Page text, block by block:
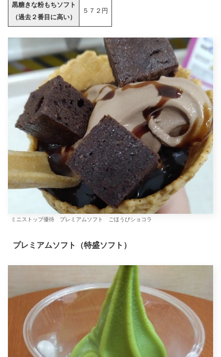
黒糖きな粉もちソフト
（過去２番目に高い）
５７２円
ミニストップ優待 プレミアムソフト ごほうびショコラ
プレミアムソフト（特盛ソフト）